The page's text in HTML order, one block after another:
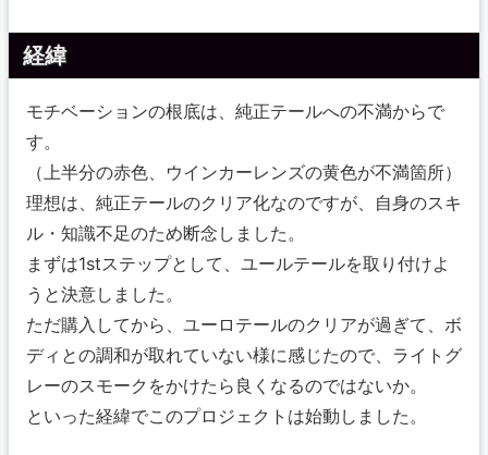
経緯
モチベーションの根底は、純正テールへの不満からで
す。
（上半分の赤色、ウインカーレンズの黄色が不満箇所）
理想は、純正テールのクリア化なのですが、自身のスキ
ル・知識不足のため断念しました。
まずは1stステップとして、ユールテールを取り付けよ
うと決意しました。
ただ購入してから、ユーロテールのクリアが過ぎて、ボ
ディとの調和が取れていない様に感じたので、ライトグ
レーのスモークをかけたら良くなるのではないか。
といった経緯でこのプロジェクトは始動しました。